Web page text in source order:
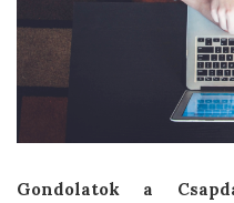
Gondolatok a